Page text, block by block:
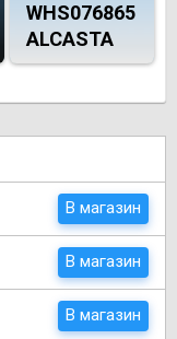
WHS076865
ALCASTA
В магазин
В магазин
В магазин